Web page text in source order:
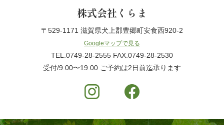
株式会社くらま
〒529-1171 滋賀県犬上郡豊郷町安食西920-2
Googleマップで見る
TEL.0749-28-2555 FAX.0749-28-2530
受付/9:00〜19:00 ご予約は2日前迄承ります